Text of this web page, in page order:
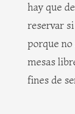
hay que
reservar
porque
mesas
fines de